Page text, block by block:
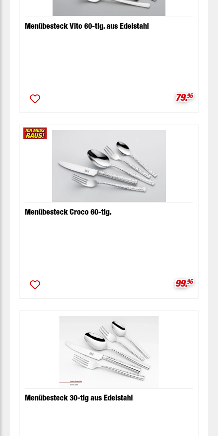
Menübesteck Vito 60-tlg. aus Edelstahl
79.95
Menübesteck Croco 60-tlg.
99.95
Menübesteck 30-tlg aus Edelstahl